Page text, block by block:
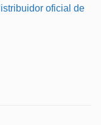
oficial de